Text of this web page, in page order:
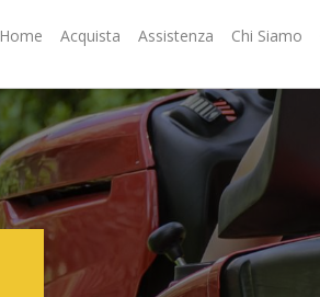
Home Acquista Assistenza Chi Siamo